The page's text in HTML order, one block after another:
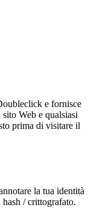
e fornisce
Web e qualsiasi
prima di visitare il
la tua identità
/ crittografato.